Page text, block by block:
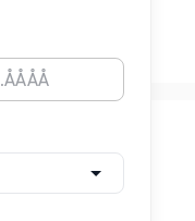
.ÅÅÅÅ